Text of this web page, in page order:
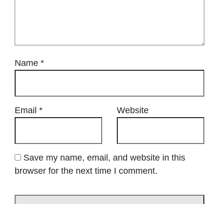
Name *
Email * Website
Save my name, email, and website in this
browser for the next time I comment.